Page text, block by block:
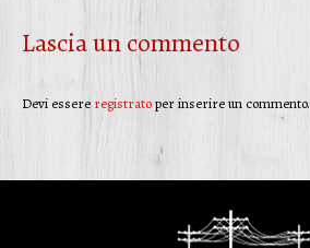
Lascia un commento
Devi essere registratoper inserire un commento.